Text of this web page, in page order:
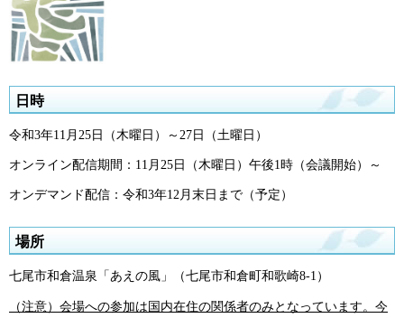
日時
令和3年11月25日（木曜日）～27日（土曜日）
オンライン配信期間：11月25日（木曜日）午後1時（会議開始）～
オンデマンド配信：令和3年12月末日まで（予定）
場所
七尾市和倉温泉「あえの風」（七尾市和倉町和歌崎8-1）
（注意）会場への参加は国内在住の関係者のみとなっています。今